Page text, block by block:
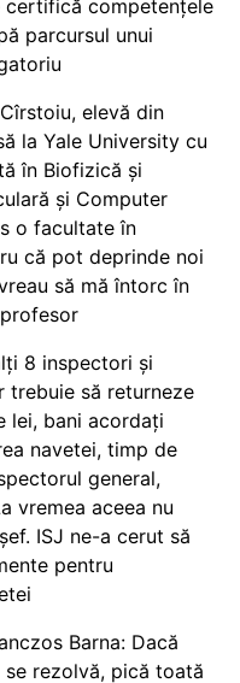
certifică competențele
parcursul unui
elevă din
la Yale University cu
în Biofizică și
și Computer
o facultate în
că pot deprinde noi
să mă întorc în
8 inspectori și
trebuie să returneze
lei, bani acordați
navetei, timp de
general,
vremea aceea nu
ISJ ne-a cerut să
pentru
Barna: Dacă
rezolvă, pică toată